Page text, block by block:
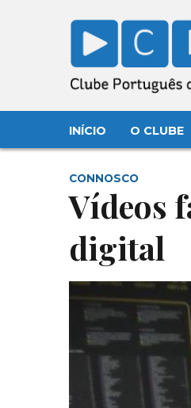
INÍCIO O CLUBE
CONNOSCO
Vídeos
digital